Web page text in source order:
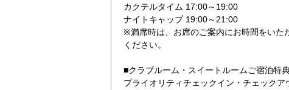
カクテルタイム 17:00～19:00
ナイトキャップ 19:00～21:00
※満席時は、お席のご案内にお時間をいた
ください。
■クラブルーム・スイートルームご宿泊特
プライオリティチェックイン・チェックア